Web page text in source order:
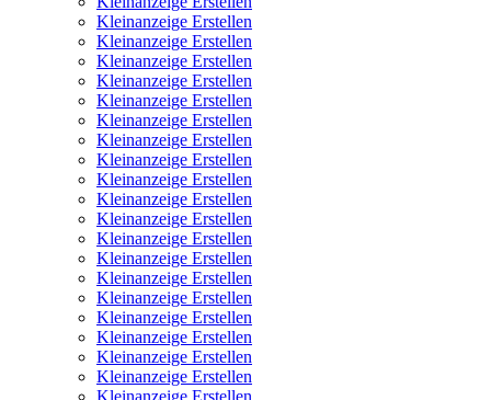
Kleinanzeige Erstellen
Kleinanzeige Erstellen
Kleinanzeige Erstellen
Kleinanzeige Erstellen
Kleinanzeige Erstellen
Kleinanzeige Erstellen
Kleinanzeige Erstellen
Kleinanzeige Erstellen
Kleinanzeige Erstellen
Kleinanzeige Erstellen
Kleinanzeige Erstellen
Kleinanzeige Erstellen
Kleinanzeige Erstellen
Kleinanzeige Erstellen
Kleinanzeige Erstellen
Kleinanzeige Erstellen
Kleinanzeige Erstellen
Kleinanzeige Erstellen
Kleinanzeige Erstellen
Kleinanzeige Erstellen